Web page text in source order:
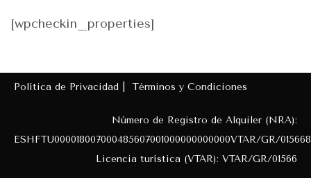
[wpcheckin_properties]
Política de Privacidad | Términos y Condiciones
Número de Registro de Alquiler (NRA):
ESHFTU000018007000485607001000000000000VTAR/GR/015668
Licencia turística (VTAR): VTAR/GR/01566